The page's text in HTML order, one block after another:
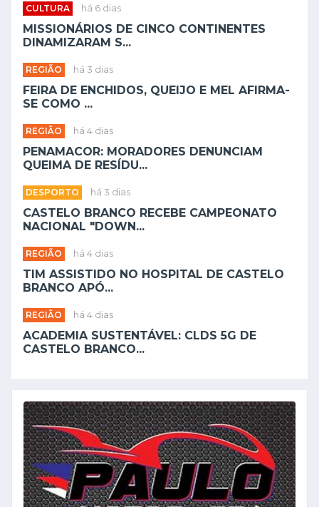
CULTURA há 6 dias
MISSIONÁRIOS DE CINCO CONTINENTES
DINAMIZARAM S...
REGIÃO há 3 dias
FEIRA DE ENCHIDOS, QUEIJO E MEL AFIRMA-
SE COMO ...
REGIÃO há 4 dias
PENAMACOR: MORADORES DENUNCIAM
QUEIMA DE RESÍDU...
DESPORTO há 3 dias
CASTELO BRANCO RECEBE CAMPEONATO
NACIONAL "DOWN...
REGIÃO há 4 dias
TIM ASSISTIDO NO HOSPITAL DE CASTELO
BRANCO APÓ...
REGIÃO há 4 dias
ACADEMIA SUSTENTÁVEL: CLDS 5G DE
CASTELO BRANCO...